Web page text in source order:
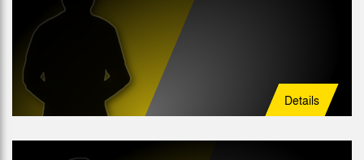
Mittelfeld
Angriff
Details